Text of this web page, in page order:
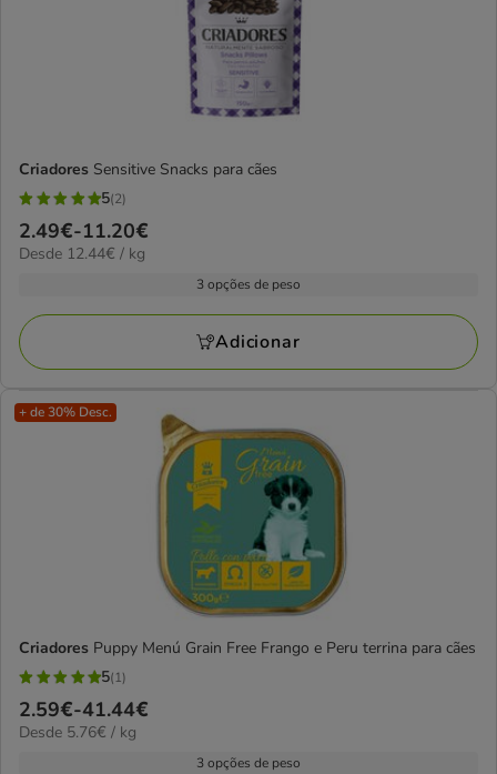
Criadores Sensitive Snacks para cães
5
estrelas
com
avaliações
5(2)
Preço
de
11.20€
2.49€-11.20€
12.44€
Desde 12.44€ / kg
3 opções de peso
Adicionar
+ de 30% Desc.
Criadores Puppy Menú Grain Free Frango e Peru terrina para cães
5
estrelas
com
5(1)
Preço
de
2.59€-41.44€
5.76€
Desde 5.76€ / kg
3 opções de peso